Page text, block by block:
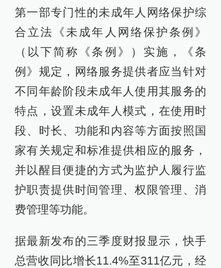
第一部专门性的未成年人网络保护综
合立法《未成年人网络保护条例》
（以下简称《条例》）实施，《条
例》规定，网络服务提供者应当针对
不同年龄阶段未成年人使用其服务的
特点，设置未成年人模式，在使用时
段、时长、功能和内容等方面按照国
家有关规定和标准提供相应的服务，
并以醒目便捷的方式为监护人履行监
护职责提供时间管理、权限管理、消
费管理等功能。
据最新发布的三季度财报显示，快手
总营收同比增长11.4%至311亿元，经